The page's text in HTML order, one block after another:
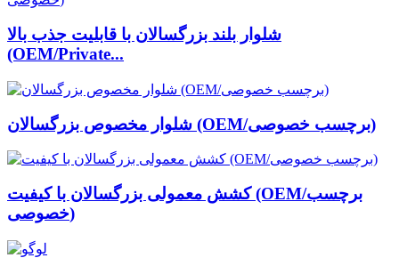
شلوار بلند بزرگسالان با قابلیت جذب بالا
(OEM/Private...
شلوار مخصوص بزرگسالان (OEM/برچسب خصوصی)
کشش معمولی بزرگسالان با کیفیت (OEM/برچسب
خصوصی)